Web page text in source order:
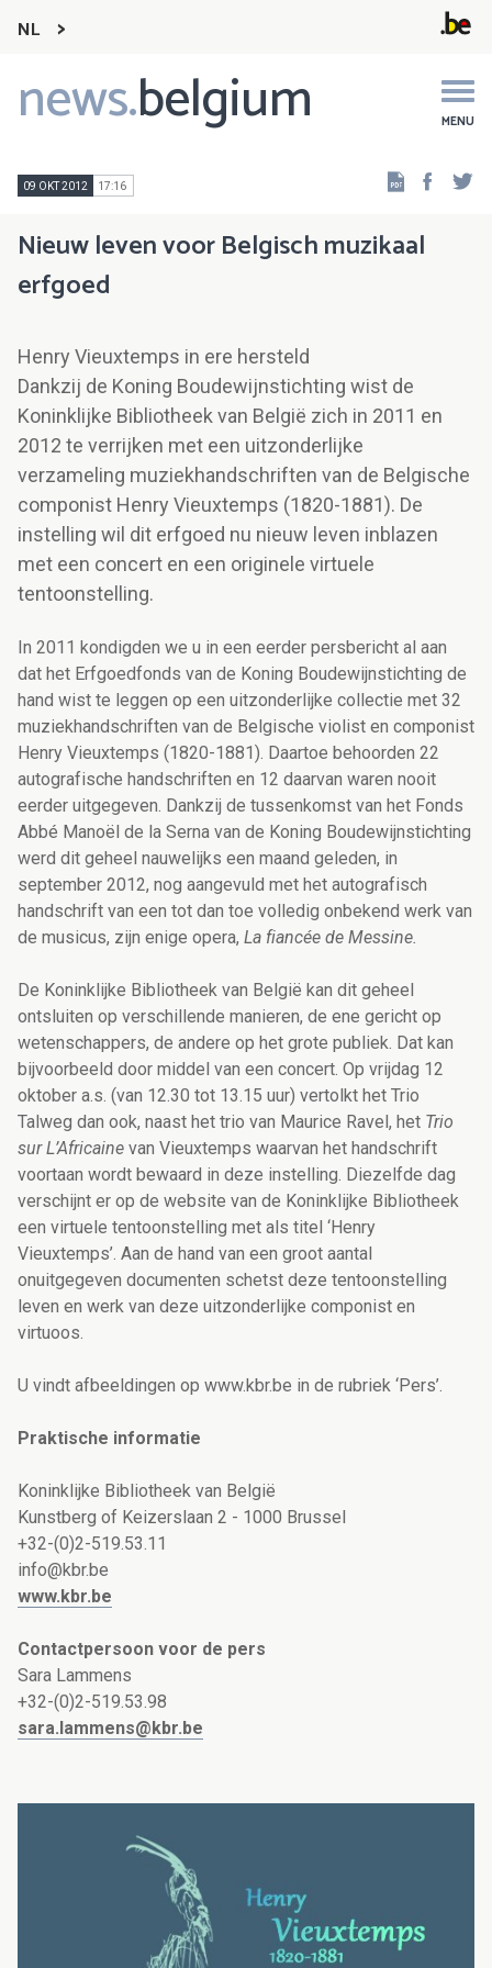
NL
news.belgium MENU
Main
navigation
09 OKT 2012 17:16
Nieuw leven voor Belgisch muzikaal
erfgoed
Henry Vieuxtemps in ere hersteld
Dankzij de Koning Boudewijnstichting wist de
Koninklijke Bibliotheek van België zich in 2011 en
2012 te verrijken met een uitzonderlijke
verzameling muziekhandschriften van de Belgische
componist Henry Vieuxtemps (1820-1881). De
instelling wil dit erfgoed nu nieuw leven inblazen
met een concert en een originele virtuele
tentoonstelling.
In 2011 kondigden we u in een eerder persbericht al aan
dat het Erfgoedfonds van de Koning Boudewijnstichting de
hand wist te leggen op een uitzonderlijke collectie met 32
muziekhandschriften van de Belgische violist en componist
Henry Vieuxtemps (1820-1881). Daartoe behoorden 22
autografische handschriften en 12 daarvan waren nooit
eerder uitgegeven. Dankzij de tussenkomst van het Fonds
Abbé Manoël de la Serna van de Koning Boudewijnstichting
werd dit geheel nauwelijks een maand geleden, in
september 2012, nog aangevuld met het autografisch
handschrift van een tot dan toe volledig onbekend werk van
de musicus, zijn enige opera, La fiancée de Messine.
De Koninklijke Bibliotheek van België kan dit geheel
ontsluiten op verschillende manieren, de ene gericht op
wetenschappers, de andere op het grote publiek. Dat kan
bijvoorbeeld door middel van een concert. Op vrijdag 12
oktober a.s. (van 12.30 tot 13.15 uur) vertolkt het Trio
Talweg dan ook, naast het trio van Maurice Ravel, het Trio
sur L’Africaine van Vieuxtemps waarvan het handschrift
voortaan wordt bewaard in deze instelling. Diezelfde dag
verschijnt er op de website van de Koninklijke Bibliotheek
een virtuele tentoonstelling met als titel ‘Henry
Vieuxtemps’. Aan de hand van een groot aantal
onuitgegeven documenten schetst deze tentoonstelling
leven en werk van deze uitzonderlijke componist en
virtuoos.
U vindt afbeeldingen op www.kbr.be in de rubriek ‘Pers’.
Praktische informatie
Koninklijke Bibliotheek van België
Kunstberg of Keizerslaan 2 - 1000 Brussel
+32-(0)2-519.53.11
info@kbr.be
www.kbr.be
Contactpersoon voor de pers
Sara Lammens
+32-(0)2-519.53.98
sara.lammens@kbr.be